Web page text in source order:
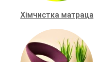
Хімчистка матраца